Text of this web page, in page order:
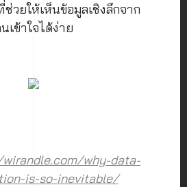
วยให้เห็นข้อมูลเชิงลึกจาก
ข้าใจได้ง่าย
why-data-
is-so-inevitable/